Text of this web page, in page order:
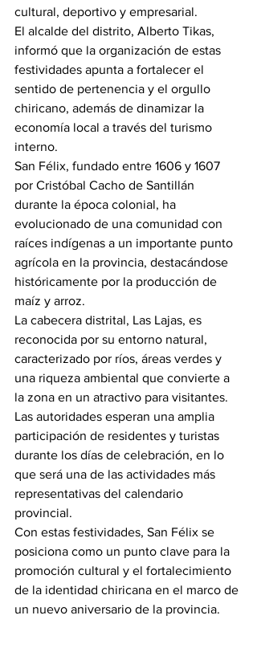
cultural, deportivo y empresarial.
El alcalde del distrito, Alberto Tikas,
informó que la organización de estas
festividades apunta a fortalecer el
sentido de pertenencia y el orgullo
chiricano, además de dinamizar la
economía local a través del turismo
interno.
San Félix, fundado entre 1606 y 1607
por Cristóbal Cacho de Santillán
durante la época colonial, ha
evolucionado de una comunidad con
raíces indígenas a un importante punto
agrícola en la provincia, destacándose
históricamente por la producción de
maíz y arroz.
La cabecera distrital, Las Lajas, es
reconocida por su entorno natural,
caracterizado por ríos, áreas verdes y
una riqueza ambiental que convierte a
la zona en un atractivo para visitantes.
Las autoridades esperan una amplia
participación de residentes y turistas
durante los días de celebración, en lo
que será una de las actividades más
representativas del calendario
provincial.
Con estas festividades, San Félix se
posiciona como un punto clave para la
promoción cultural y el fortalecimiento
de la identidad chiricana en el marco de
un nuevo aniversario de la provincia.